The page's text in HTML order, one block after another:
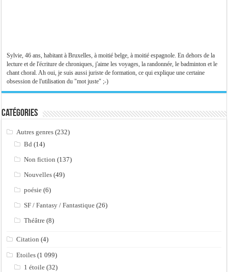
Sylvie, 46 ans, habitant à Bruxelles, à moitié belge, à moitié espagnole. En dehors de la
lecture et de l'écriture de chroniques, j'aime les voyages, la randonnée, le badminton et le
chant choral. Ah oui, je suis aussi juriste de formation, ce qui explique une certaine
obsession de l'utilisation du "mot juste" ;-)
Catégories
Autres genres (232)
Bd (14)
Non fiction (137)
Nouvelles (49)
poésie (6)
SF / Fantasy / Fantastique (26)
Théâtre (8)
Citation (4)
Etoiles (1 099)
1 étoile (32)